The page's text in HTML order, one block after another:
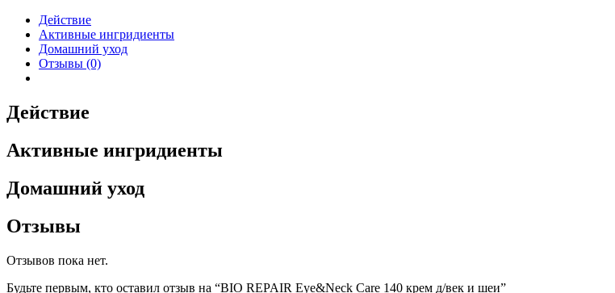
Действие
Активные ингридиенты
Домашний уход
Отзывы (0)
Действие
Активные ингридиенты
Домашний уход
Отзывы
Отзывов пока нет.
Будьте первым, кто оставил отзыв на “BIO REPAIR Eye&Neck Care 140 крем д/век и шеи”